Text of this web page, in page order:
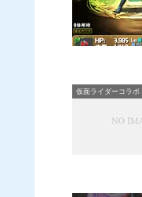
仮面ライダーコラボ